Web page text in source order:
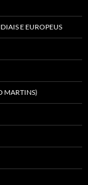
E EUROPEUS
MARTINS)